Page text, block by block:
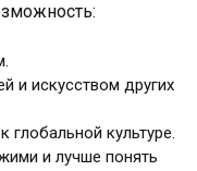
и искусством других
глобальной культуре.
и лучше понять